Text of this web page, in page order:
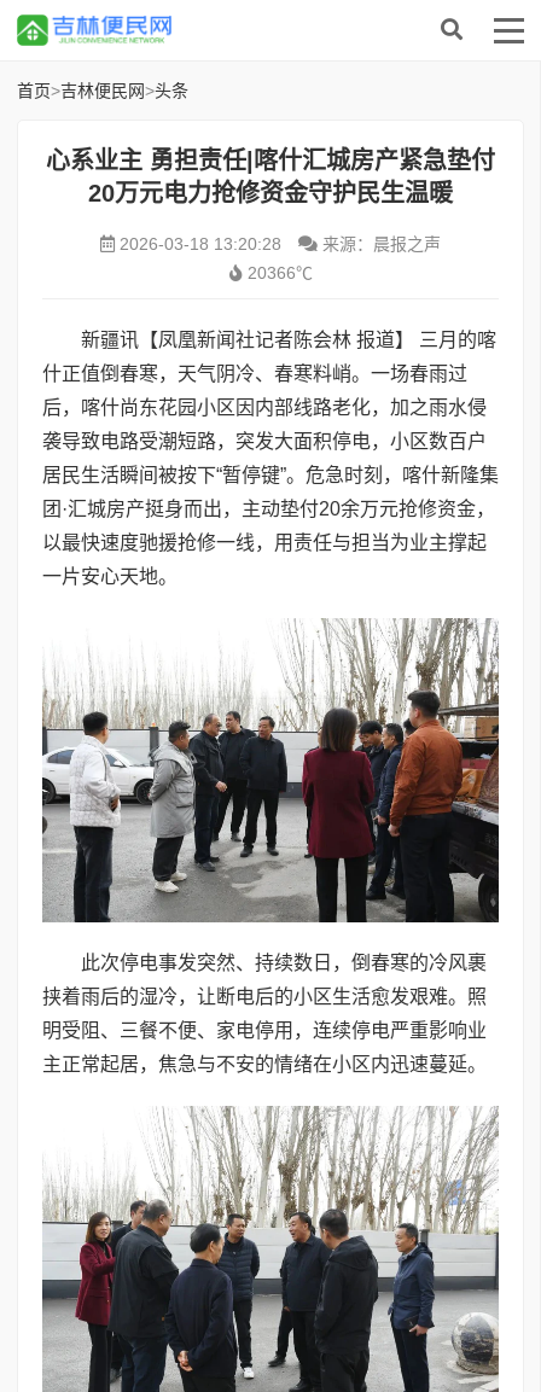
首页>吉林便民网>头条
心系业主 勇担责任|喀什汇城房产紧急垫付
20万元电力抢修资金守护民生温暖
2026-03-18 13:20:28
来源：晨报之声
20366℃
新疆讯【凤凰新闻社记者陈会林 报道】 三月的喀
什正值倒春寒，天气阴冷、春寒料峭。一场春雨过
后，喀什尚东花园小区因内部线路老化，加之雨水侵
袭导致电路受潮短路，突发大面积停电，小区数百户
居民生活瞬间被按下“暂停键”。危急时刻，喀什新隆集
团·汇城房产挺身而出，主动垫付20余万元抢修资金，
以最快速度驰援抢修一线，用责任与担当为业主撑起
一片安心天地。
此次停电事发突然、持续数日，倒春寒的冷风裹
挟着雨后的湿冷，让断电后的小区生活愈发艰难。照
明受阻、三餐不便、家电停用，连续停电严重影响业
主正常起居，焦急与不安的情绪在小区内迅速蔓延。